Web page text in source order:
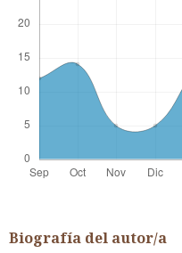
Biografía del autor/a